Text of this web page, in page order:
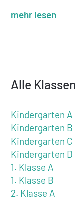
mehr lesen
Alle Klassen
Kindergarten A
Kindergarten B
Kindergarten C
Kindergarten D
1. Klasse A
1. Klasse B
2. Klasse A